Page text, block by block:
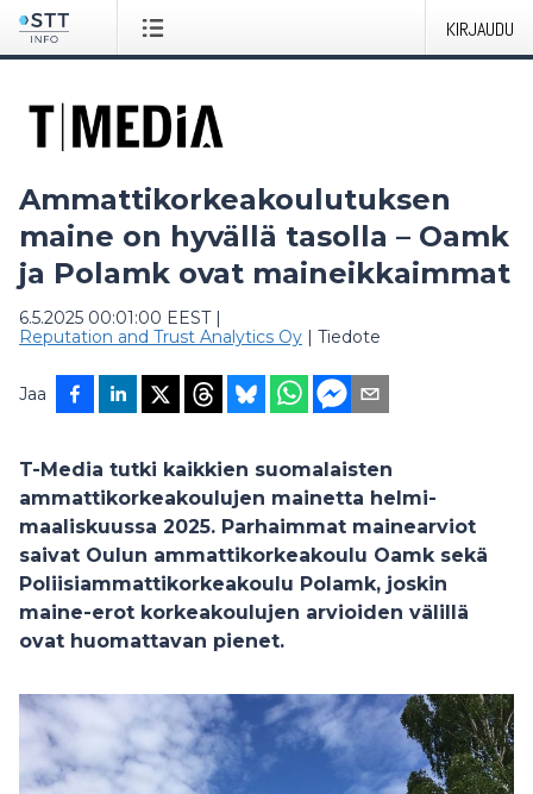
KIRJAUDU
Ammattikorkeakoulutuksen
maine on hyvällä tasolla – Oamk
ja Polamk ovat maineikkaimmat
6.5.2025 00:01:00 EEST|
Reputation and Trust Analytics Oy | Tiedote
Jaa
T-Media tutki kaikkien suomalaisten
ammattikorkeakoulujen mainetta helmi-
maaliskuussa 2025. Parhaimmat mainearviot
saivat Oulun ammattikorkeakoulu Oamk sekä
Poliisiammattikorkeakoulu Polamk, joskin
maine-erot korkeakoulujen arvioiden välillä
ovat huomattavan pienet.